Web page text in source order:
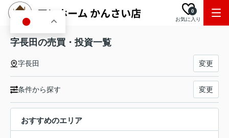
お気に入り
0
字長田の売買・投資一覧
字長田 変更
条件から探す 変更
おすすめのエリア